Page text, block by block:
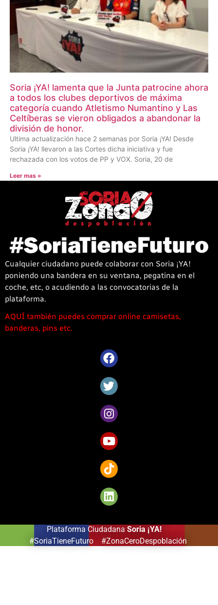
Soria ¡YA! lamenta que la Junta patrocine ahora
a todos los clubes deportivos de máxima
categoría cuando Atletismo Numantino y Las
Celtíberas se vieron obligados a abandonar la
división de honor.
Ultima actualización hace 2 semanas por Soria ¡YA! Desde
Soria ¡YA! llevaron a las Cortes dicha iniciativa y fue
rechazada con los votos de PP y VOX. Soria, 20 de
Leer mas »
Cualquier ciudadano puede colaborar con Soria ¡YA!
poniendo una bandera en su ventana, pegatina en el
coche, etc, o acudiendo a las convocatorias de la
plataforma.
1win
casino
AQUÍ también puedes comprar online camisetas,
banderas, pins etc.
Plataforma Ciudadana Soria ¡YA!
#SoriaTieneFuturo #ZonaCeroDespoblación